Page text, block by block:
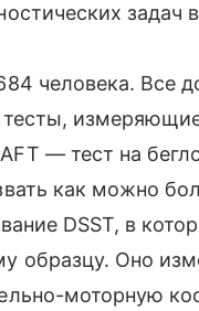
задач
человека. Все
— тест на
как можно
DSST, в
образцу. Оно
моторную